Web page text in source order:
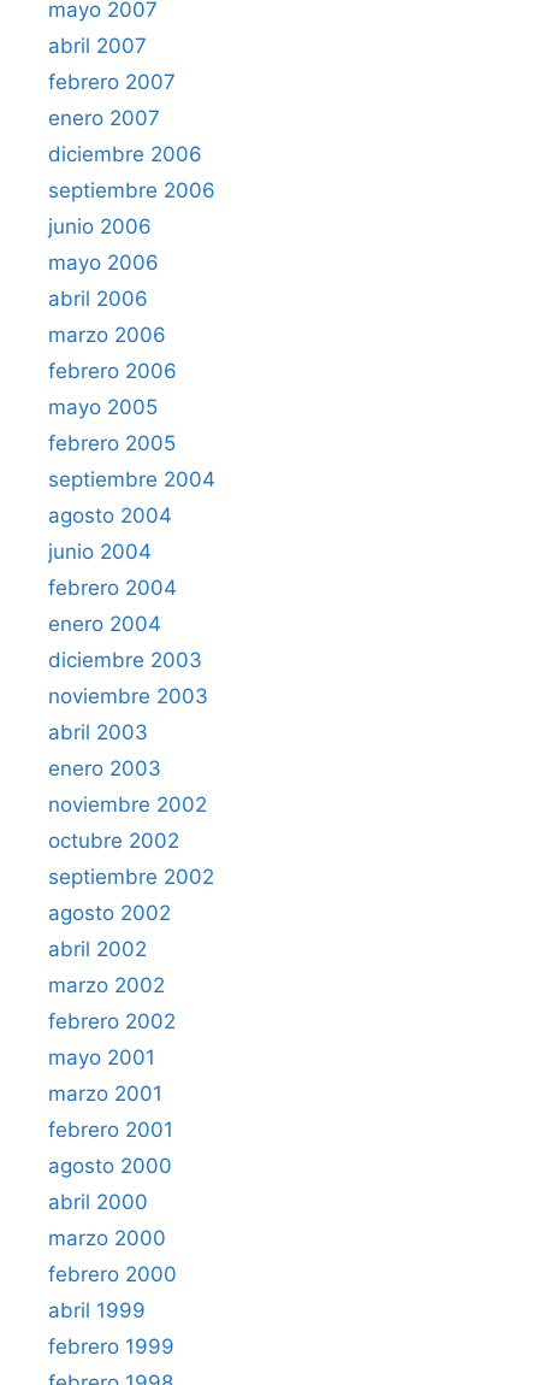
mayo 2007
abril 2007
febrero 2007
enero 2007
diciembre 2006
septiembre 2006
junio 2006
mayo 2006
abril 2006
marzo 2006
febrero 2006
mayo 2005
febrero 2005
septiembre 2004
agosto 2004
junio 2004
febrero 2004
enero 2004
diciembre 2003
noviembre 2003
abril 2003
enero 2003
noviembre 2002
octubre 2002
septiembre 2002
agosto 2002
abril 2002
marzo 2002
febrero 2002
mayo 2001
marzo 2001
febrero 2001
agosto 2000
abril 2000
marzo 2000
febrero 2000
abril 1999
febrero 1999